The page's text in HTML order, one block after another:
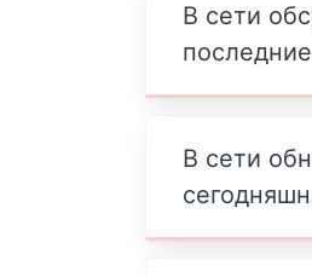
В сети
В сети